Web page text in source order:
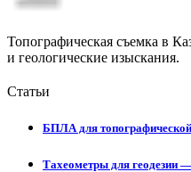
Топографическая съемка в
и геологические изыскания.
Статьи
БПЛА для
Тахеометры для геодезии